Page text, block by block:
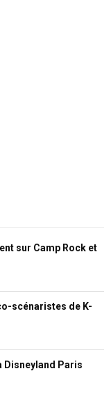
sur Camp Rock et
scénaristes de K-
Disneyland Paris